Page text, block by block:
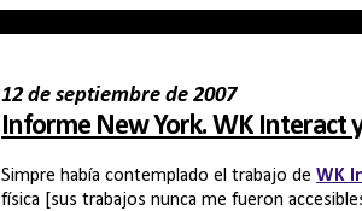
12 de septiembre de 2007
Informe New York. WK Interact
Simpre había contemplado el trabajo deWK
física [sus trabajos nunca me fueron